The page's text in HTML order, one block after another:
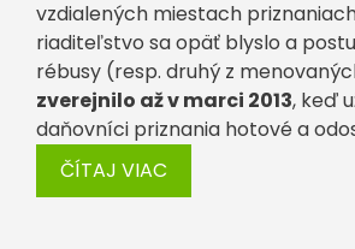
vzdialených miestach
riaditeľstvo sa opäť blyslo a
rébusy (resp. druhý z
zverejnilo až v marci 2013, keď
daňovníci priznania hotové a
ČÍTAJ VIAC